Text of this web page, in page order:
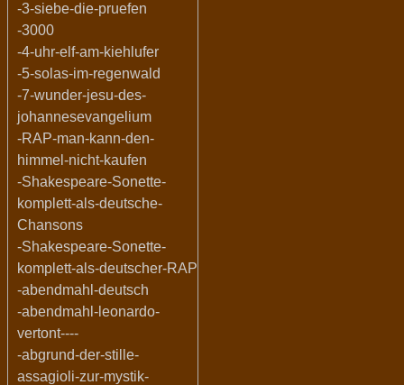
-3-siebe-die-pruefen
-3000
-4-uhr-elf-am-kiehlufer
-5-solas-im-regenwald
-7-wunder-jesu-des-
johannesevangelium
-RAP-man-kann-den-
himmel-nicht-kaufen
-Shakespeare-Sonette-
komplett-als-deutsche-
Chansons
-Shakespeare-Sonette-
komplett-als-deutscher-RAP
-abendmahl-deutsch
-abendmahl-leonardo-
vertont----
-abgrund-der-stille-
assagioli-zur-mystik-